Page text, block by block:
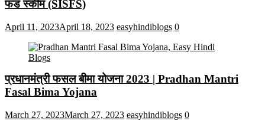
फंड स्कीम (SISFS)
April 11, 2023April 18, 2023 easyhindiblogs 0
प्रधानमंत्री फसल बीमा योजना 2023 | Pradhan Mantri
Fasal Bima Yojana
March 27, 2023March 27, 2023 easyhindiblogs 0